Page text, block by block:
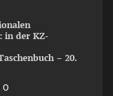
in der KZ-
– 20.
0